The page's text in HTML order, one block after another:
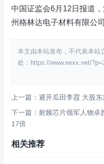
中国证监会6月12日报道
州格林达电子材料有限公
本文由本站发布，不代表本站
处：https://www.eexx.net/
上一篇：避开瓜田李霞 大股
下一篇：射频芯片领军人物卓
17倍
相关推荐